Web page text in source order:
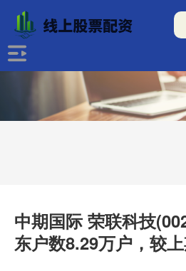
中期国际 荣联科技
东户数8.29万户，较